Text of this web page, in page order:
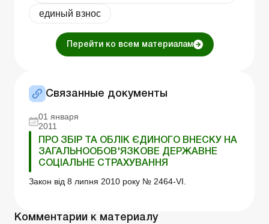
единый взнос
Перейти ко всем материалам
Связанные документы
01 января
2011
ПРО ЗБІР ТА ОБЛІК ЄДИНОГО ВНЕСКУ НА
ЗАГАЛЬНООБОВ'ЯЗКОВЕ ДЕРЖАВНЕ
СОЦІАЛЬНЕ СТРАХУВАННЯ
Закон від 8 липня 2010 року № 2464-VI.
Комментарии к материалу